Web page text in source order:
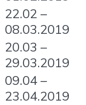
22.02 –
08.03.2019
20.03 –
29.03.2019
09.04 –
23.04.2019